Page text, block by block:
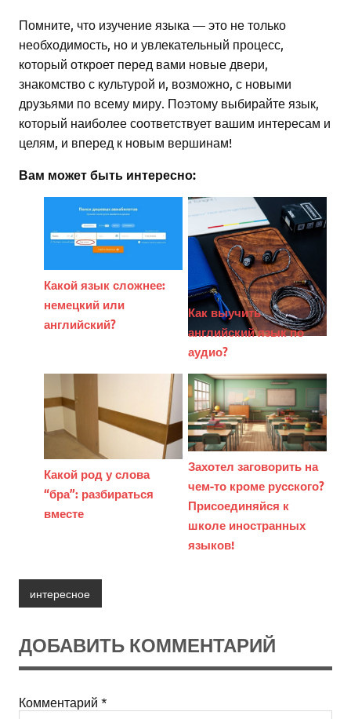
Помните, что изучение языка — это не только
необходимость, но и увлекательный процесс,
который откроет перед вами новые двери,
знакомство с культурой и, возможно, с новыми
друзьями по всему миру. Поэтому выбирайте язык,
который наиболее соответствует вашим интересам и
целям, и вперед к новым вершинам!
Вам может быть интересно:
Какой язык сложнее:
немецкий или
английский?
Как выучить
английский язык по
аудио?
Какой род у слова
“бра”: разбираться
вместе
Захотел заговорить на
чем-то кроме русского?
Присоединяйся к
школе иностранных
языков!
интересное
ДОБАВИТЬ КОММЕНТАРИЙ
Комментарий *